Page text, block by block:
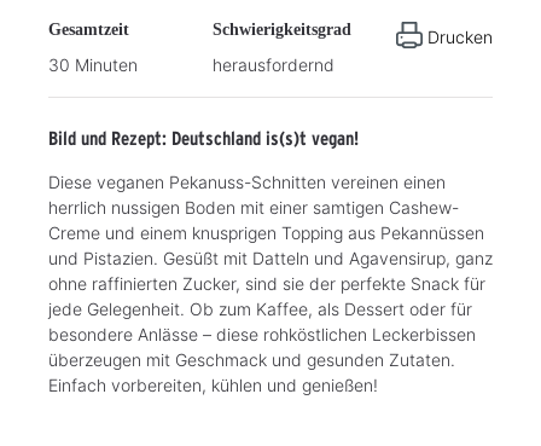
Gesamtzeit
30 Minuten
Schwierigkeitsgrad
herausfordernd
Drucken
Bild und Rezept: Deutschland is(s)t vegan!
Diese veganen Pekanuss-Schnitten vereinen einen
herrlich nussigen Boden mit einer samtigen Cashew-
Creme und einem knusprigen Topping aus Pekannüssen
und Pistazien. Gesüßt mit Datteln und Agavensirup, ganz
ohne raffinierten Zucker, sind sie der perfekte Snack für
jede Gelegenheit. Ob zum Kaffee, als Dessert oder für
besondere Anlässe – diese rohköstlichen Leckerbissen
überzeugen mit Geschmack und gesunden Zutaten.
Einfach vorbereiten, kühlen und genießen!